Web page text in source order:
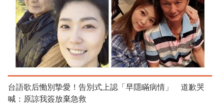
台語歌后慟別摯愛！告別式上認「早隱瞞病情」 道歉哭
喊：原諒我簽放棄急救